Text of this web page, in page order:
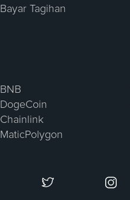
Bayar Tagihan
BNB
DogeCoin
Chainlink
MaticPolygon